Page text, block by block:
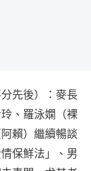
先後）：麥長
、羅泳嫻（裸
賴）繼續暢談
保鮮法」、男